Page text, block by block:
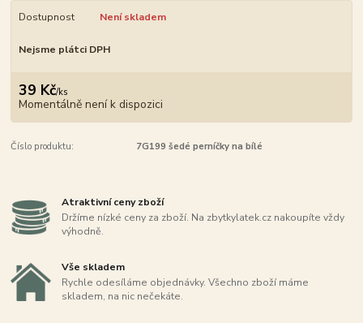
Dostupnost Není skladem
Nejsme plátci DPH
39 Kč/ks
Momentálně není k dispozici
Číslo produktu: 7G199 šedé perníčky na bílé
Atraktivní ceny zboží
Držíme nízké ceny za zboží. Na zbytkylatek.cz nakoupíte vždy
výhodně.
Vše skladem
Rychle odesíláme objednávky. Všechno zboží máme
skladem, na nic nečekáte.